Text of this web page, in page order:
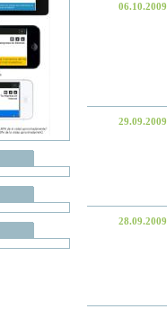
06.10.2009
29.09.2009
28.09.2009